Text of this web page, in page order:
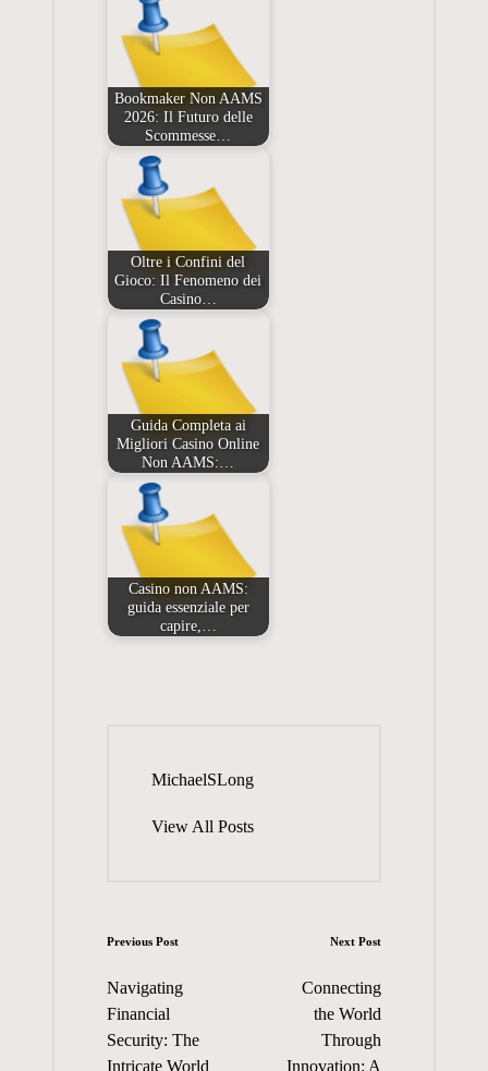
Bookmaker Non AAMS
2026: Il Futuro delle
Scommesse…
Oltre i Confini del
Gioco: Il Fenomeno dei
Casino…
Guida Completa ai
Migliori Casino Online
Non AAMS:…
Casino non AAMS:
guida essenziale per
capire,…
MichaelSLong
View All Posts
Post
navigation
Previous Post
Navigating
Financial
Security: The
Intricate World
Next Post
Connecting
the World
Through
Innovation: A